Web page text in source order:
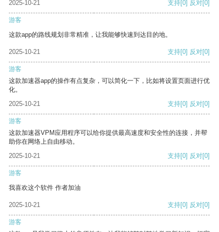
2025-10-21 支持[0] 反对[0]
游客
这款app的路线规划非常精准，让我能够快速到达目的地。
2025-10-21 支持[0] 反对[0]
游客
这款加速器app的操作有点复杂，可以简化一下，比如将设置页面进行优
化。
2025-10-21
支持[0] 反对[0]
游客
这款加速器VPM应用程序可以给你提供最高速度和安全性的连接，并帮
助你在网络上自由移动。
2025-10-21
支持[0] 反对[0]
游客
我喜欢这个软件 作者加油
2025-10-21 支持[0] 反对[0]
游客